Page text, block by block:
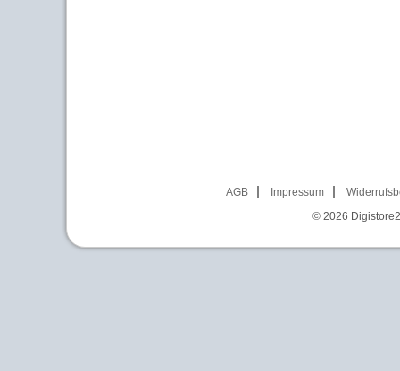
AGB Impressum
© 2026